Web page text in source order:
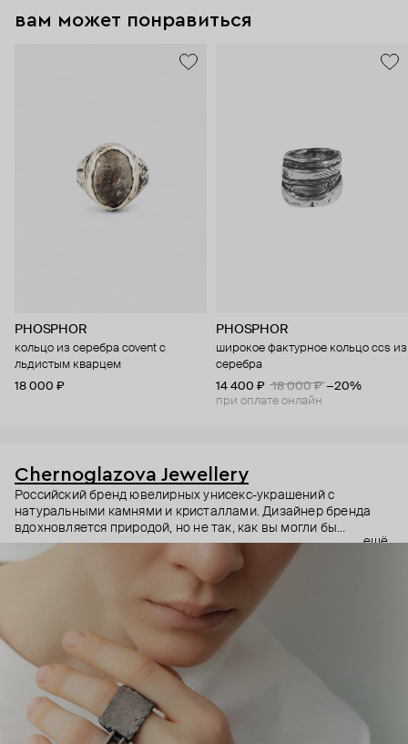
вам может понравиться
PHOSPHOR
кольцо из серебра covent с
льдистым кварцем
18 000 ₽
PHOSPHOR
широкое фактурное кольцо ccs из
серебра
14 400 ₽
18 000 ₽ −20%
при оплате онлайн
Chernoglazova Jewellery
Российский бренд ювелирных унисекс-украшений с
натуральными камнями и кристаллами. Дизайнер бренда
вдохновляется природой, но не так, как вы могли бы
подумать. Эти украшения скорее напоминают о крутых
скалах или суровых пустынных рельефах. Они будто
становятся талисманами, которые меняют самоощущение
владельца, одним своим видом добавляют силы и
уверенности. И неудивительно: чтобы носить квадратные
кольца в повседневных образах, уверенности должно быть
предостаточно.
ещё